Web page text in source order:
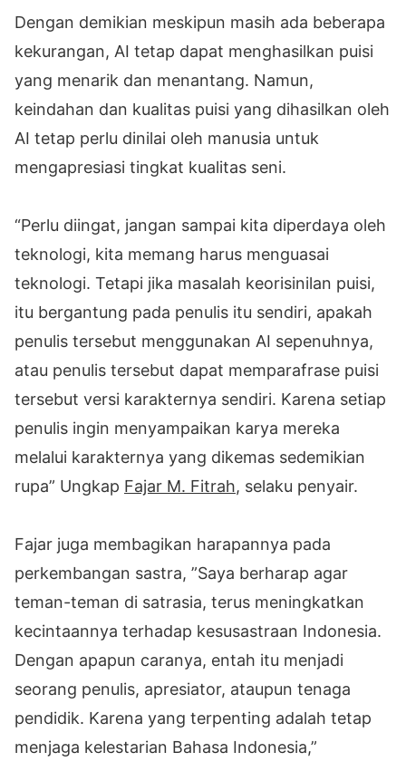
Dengan demikian meskipun masih ada beberapa
kekurangan, AI tetap dapat menghasilkan puisi
yang menarik dan menantang. Namun,
keindahan dan kualitas puisi yang dihasilkan oleh
AI tetap perlu dinilai oleh manusia untuk
mengapresiasi tingkat kualitas seni.
“Perlu diingat, jangan sampai kita diperdaya oleh
teknologi, kita memang harus menguasai
teknologi. Tetapi jika masalah keorisinilan puisi,
itu bergantung pada penulis itu sendiri, apakah
penulis tersebut menggunakan AI sepenuhnya,
atau penulis tersebut dapat memparafrase puisi
tersebut versi karakternya sendiri. Karena setiap
penulis ingin menyampaikan karya mereka
melalui karakternya yang dikemas sedemikian
rupa” Ungkap Fajar M. Fitrah, selaku penyair.
Fajar juga membagikan harapannya pada
perkembangan sastra, ”Saya berharap agar
teman-teman di satrasia, terus meningkatkan
kecintaannya terhadap kesusastraan Indonesia.
Dengan apapun caranya, entah itu menjadi
seorang penulis, apresiator, ataupun tenaga
pendidik. Karena yang terpenting adalah tetap
menjaga kelestarian Bahasa Indonesia,”